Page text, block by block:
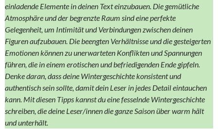
einladende Elemente in deinen Text einzubauen. Die gemütliche
Atmosphäre und der begrenzte Raum sind eine perfekte
Gelegenheit, um Intimität und Verbindungen zwischen deinen
Figuren aufzubauen. Die beengten Verhältnisse und die gesteigerten
Emotionen können zu unerwarteten Konflikten und Spannungen
führen, die in einem erotischen und befriedigenden Ende gipfeln.
Denke daran, dass deine Wintergeschichte konsistent und
authentisch sein sollte, damit dein Leser in jedes Detail eintauchen
kann. Mit diesen Tipps kannst du eine fesselnde Wintergeschichte
schreiben, die deine Leser/innen die ganze Saison über warm hält
und unterhält.